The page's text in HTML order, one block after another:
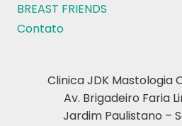
BREAST FRIENDS
Contato
Clinica JDK Mastologia
Av. Brigadeiro Faria
Jardim Paulistano –